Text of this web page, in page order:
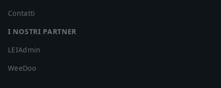
Contatti
I NOSTRI PARTNER
LEIAdmin
WeeDoo